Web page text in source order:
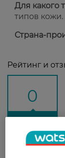
Для какого
типов кожи.
Страна-
Рейтинг и
0